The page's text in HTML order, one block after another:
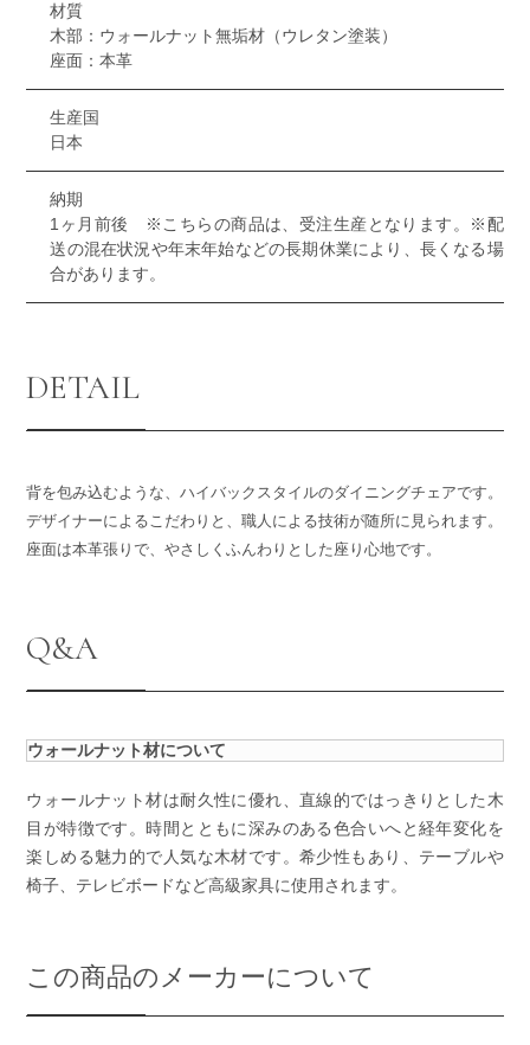
材質
木部：ウォールナット無垢材（ウレタン塗装）
座面：本革
生産国
日本
納期
1ヶ月前後 ※こちらの商品は、受注生産となります。※配
送の混在状況や年末年始などの長期休業により、長くなる場
合があります。
DETAIL
背を包み込むような、ハイバックスタイルのダイニングチェアです。
デザイナーによるこだわりと、職人による技術が随所に見られます。
座面は本革張りで、やさしくふんわりとした座り心地です。
Q&A
ウォールナット材について
ウォールナット材は耐久性に優れ、直線的ではっきりとした木
目が特徴です。時間とともに深みのある色合いへと経年変化を
楽しめる魅力的で人気な木材です。希少性もあり、テーブルや
椅子、テレビボードなど高級家具に使用されます。
この商品のメーカーについて